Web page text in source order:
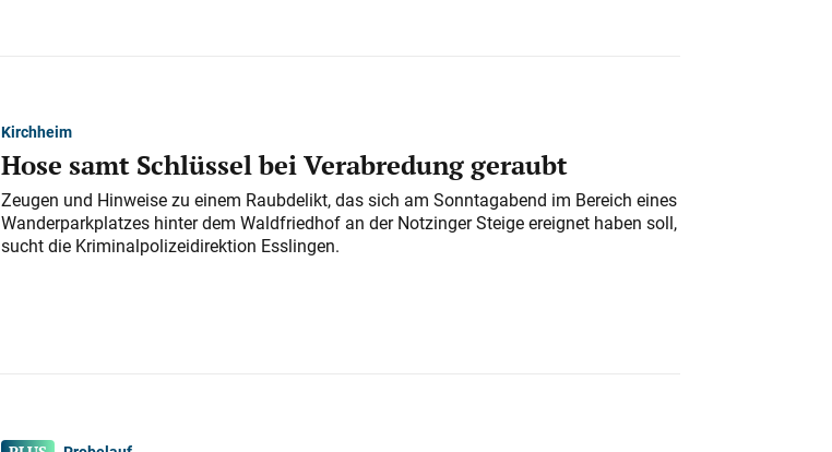
Kirchheim
Hose samt Schlüssel bei Verabredung geraubt
Zeugen und Hinweise zu einem Raubdelikt, das sich am Sonntagabend im Bereich eines
Wanderparkplatzes hinter dem Waldfriedhof an der Notzinger Steige ereignet haben soll,
sucht die Kriminalpolizeidirektion Esslingen.